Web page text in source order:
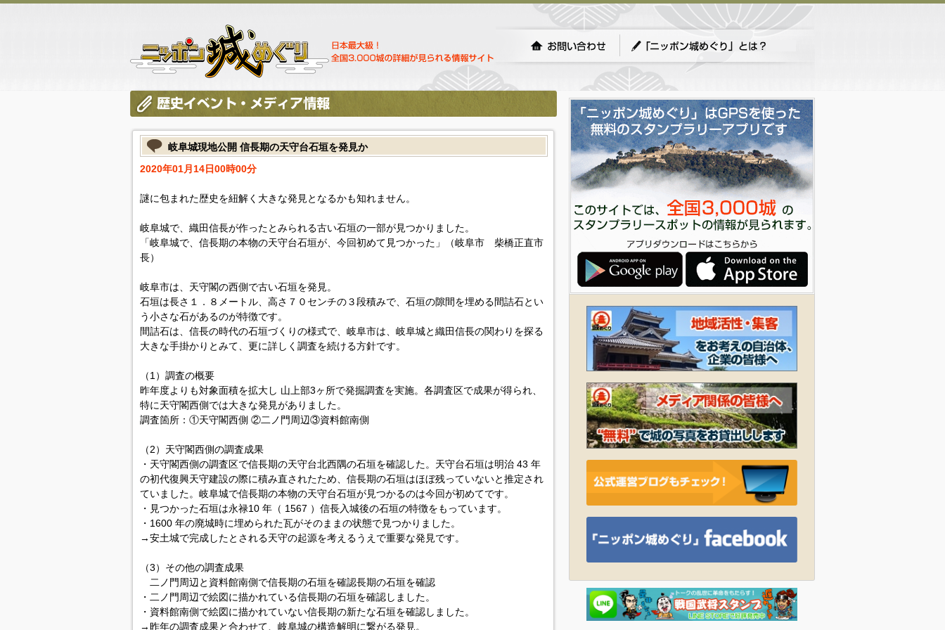
岐阜城現地公開 信長期の天守台石垣を発見か
2020年01月14日00時00分
謎に包まれた歴史を紐解く大きな発見となるかも知れません。
岐阜城で、織田信長が作ったとみられる古い石垣の一部が見つかりました。
「岐阜城で、信長期の本物の天守台石垣が、今回初めて見つかった」（岐阜市 柴橋正直市
長）
岐阜市は、天守閣の西側で古い石垣を発見。
石垣は長さ１．８メートル、高さ７０センチの３段積みで、石垣の隙間を埋める間詰石とい
う小さな石があるのが特徴です。
間詰石は、信長の時代の石垣づくりの様式で、岐阜市は、岐阜城と織田信長の関わりを探る
大きな手掛かりとみて、更に詳しく調査を続ける方針です。
（1）調査の概要
昨年度よりも対象面積を拡大し 山上部3ヶ所で発掘調査を実施。各調査区で成果が得られ、
特に天守閣西側では大きな発見がありました。
調査箇所：①天守閣西側 ②二ノ門周辺③資料館南側
（2）天守閣西側の調査成果
・天守閣西側の調査区で信長期の天守台北西隅の石垣を確認した。天守台石垣は明治 43 年
の初代復興天守建設の際に積み直されたため、信長期の石垣はほぼ残っていないと推定され
ていました。岐阜城で信長期の本物の天守台石垣が見つかるのは今回が初めてです。
・見つかった石垣は永禄10 年（ 1567 ）信長入城後の石垣の特徴をもっています。
・1600 年の廃城時に埋められた瓦がそのままの状態で見つかりました。
→安土城で完成したとされる天守の起源を考えるうえで重要な発見です。
（3）その他の調査成果
二ノ門周辺と資料館南側で信長期の石垣を確認長期の石垣を確認
・二ノ門周辺で絵図に描かれている信長期の石垣を確認しました。
・資料館南側で絵図に描かれていない信長期の新たな石垣を確認しました。
→昨年の調査成果と合わせて、岐阜城の構造解明に繋がる発見。